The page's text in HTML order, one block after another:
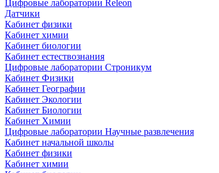
Цифровые лаборатории Releon
Датчики
Кабинет физики
Кабинет химии
Кабинет биологии
Кабинет естествознания
Цифровые лаборатории Строникум
Кабинет Физики
Кабинет Географии
Кабинет Экологии
Кабинет Биологии
Кабинет Химии
Цифровые лаборатории Научные развлечения
Кабинет начальной школы
Кабинет физики
Кабинет химии